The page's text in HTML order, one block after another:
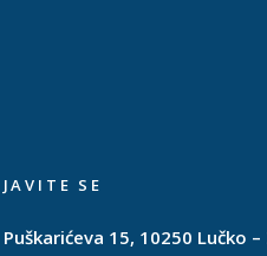
JAVITE SE
Puškarićeva 15, 10250 Lučko